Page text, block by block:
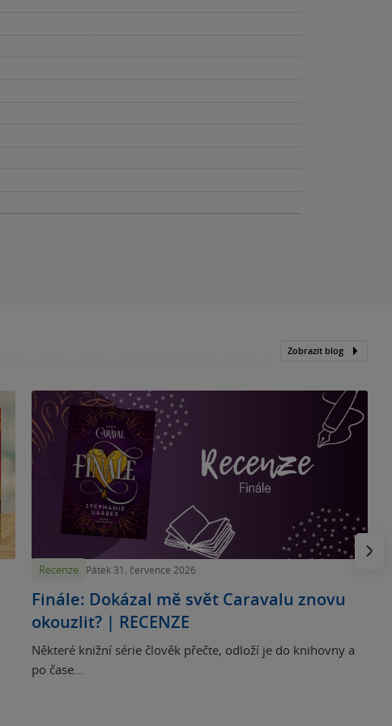
Zobrazit blog
Recenze Pátek 31. července 2026
Finále: Dokázal mě svět Caravalu znovu
okouzlit? | RECENZE
Některé knižní série člověk přečte, odloží je do knihovny a
po čase...